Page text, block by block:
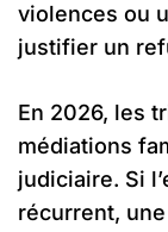
violences ou
justifier un
En 2026, les
médiations
judiciaire. Si
récurrent,